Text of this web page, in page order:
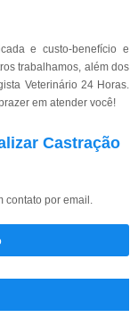
e custo-benefício e
trabalhamos, além dos
Veterinário 24 Horas.
em atender você!
Castração
contato por email.